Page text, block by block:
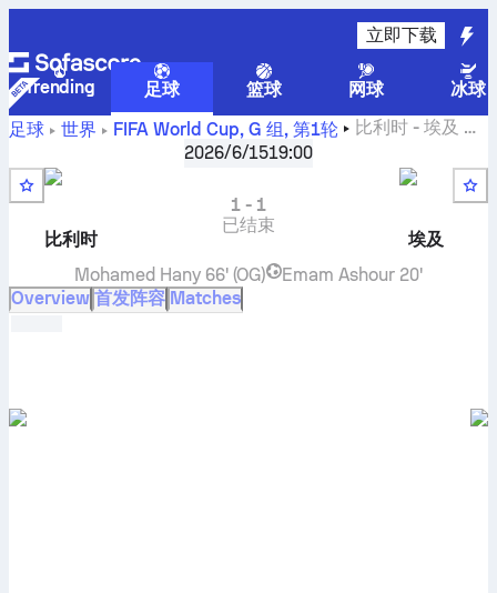
立即下载
Trending 足球 篮球 网球
冰球
足球
世界 FIFA World Cup, G 组, 第1轮 比利时- 埃及 比
分直播和交战记录和排名和预测
2026/6/1519:00
比利时
1- 1
已结束
埃及
Mohamed Hany 66' (OG) Emam Ashour 20'
Overview 首发阵容 Matches